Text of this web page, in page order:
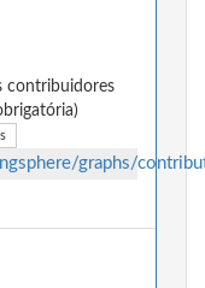
contribuidores
graphs/